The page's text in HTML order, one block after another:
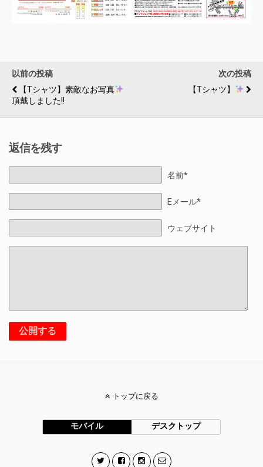
以前の投稿
【Tシャツ】素敵なお写真
頂戴しました!!
次の投稿
【Tシャツ】
返信を残す
名前*
Eメール*
ウェブサイト
公開する
トップに戻る
モバイル デスクトップ